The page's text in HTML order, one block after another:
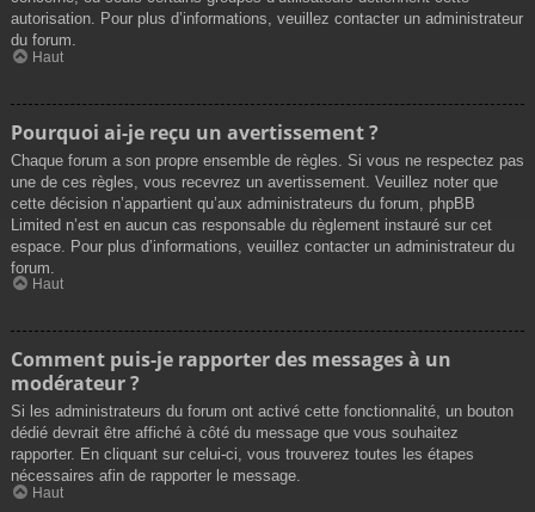
autorisation. Pour plus d’informations, veuillez contacter un administrateur
du forum.
Haut
Pourquoi ai-je reçu un avertissement ?
Chaque forum a son propre ensemble de règles. Si vous ne respectez pas
une de ces règles, vous recevrez un avertissement. Veuillez noter que
cette décision n’appartient qu’aux administrateurs du forum, phpBB
Limited n’est en aucun cas responsable du règlement instauré sur cet
espace. Pour plus d’informations, veuillez contacter un administrateur du
forum.
Haut
Comment puis-je rapporter des messages à un
modérateur ?
Si les administrateurs du forum ont activé cette fonctionnalité, un bouton
dédié devrait être affiché à côté du message que vous souhaitez
rapporter. En cliquant sur celui-ci, vous trouverez toutes les étapes
nécessaires afin de rapporter le message.
Haut